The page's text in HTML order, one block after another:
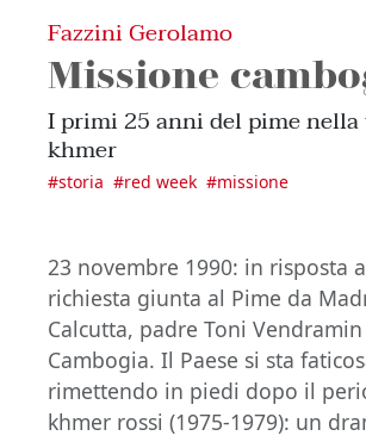
Fazzini Gerolamo
Missione
I primi 25 anni del pime
khmer
#storia #red week #missione
23 novembre 1990: in risposta
richiesta giunta al Pime da
Calcutta, padre Toni
Cambogia. Il Paese si sta
rimettendo in piedi dopo il
khmer rossi (1975-1979): un